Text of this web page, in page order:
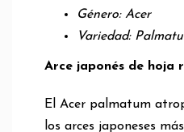
Género: Acer
Variedad:
Arce japonés de hoja
El Acer palmatum
los arces japoneses